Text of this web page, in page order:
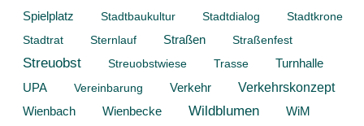
Spielplatz
Stadtbaukultur Stadtdialog
Stadtkrone
Stadtrat
Sternlauf Straßen Straßenfest
Streuobst Streuobstwiese Trasse
Turnhalle
UPA
Vereinbarung Verkehr Verkehrskonzept
Wienbach Wienbecke Wildblumen WiM